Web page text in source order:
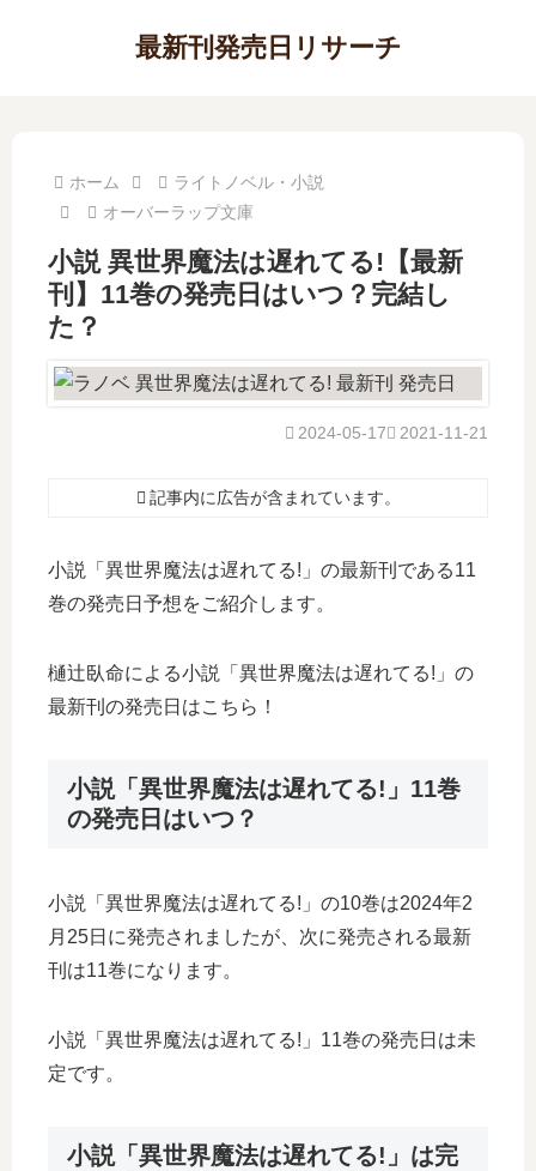
最新刊発売日リサーチ
ホーム
ライトノベル・小説
オーバーラップ文庫
小説 異世界魔法は遅れてる!【最新
刊】11巻の発売日はいつ？完結し
た？
2021-11-21
2024-05-17
記事内に広告が含まれています。
小説「異世界魔法は遅れてる!」の最新刊である11
巻の発売日予想をご紹介します。
樋辻臥命による小説「異世界魔法は遅れてる!」の
最新刊の発売日はこちら！
小説「異世界魔法は遅れてる!」11巻
の発売日はいつ？
小説「異世界魔法は遅れてる!」の10巻は2024年2
月25日に発売されましたが、次に発売される最新
刊は11巻になります。
小説「異世界魔法は遅れてる!」11巻の発売日は未
定です。
小説「異世界魔法は遅れてる!」は完